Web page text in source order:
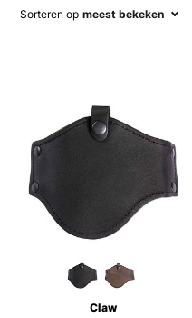
Sorteren op meest bekeken
Claw